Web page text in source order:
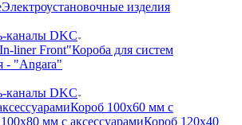
Электроустановочные изделия
каналы DKC
liner Front"Короба для систем
- "Angara"
каналы DKC
Короб 100x60 мм с
мм с аксессуарамиКороб 120x40